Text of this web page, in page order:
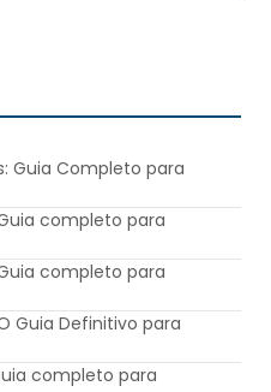
Guia Completo para
completo para
completo para
Guia Definitivo para
completo para